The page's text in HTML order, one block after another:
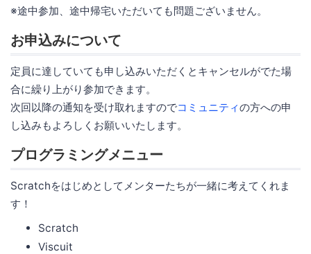
※途中参加、途中帰宅いただいても問題ございません。
お申込みについて
定員に達していても申し込みいただくとキャンセルがでた場
合に繰り上がり参加できます。
次回以降の通知を受け取れますのでコミュニティの方への申
し込みもよろしくお願いいたします。
プログラミングメニュー
Scratchをはじめとしてメンターたちが一緒に考えてくれま
す！
Scratch
Viscuit